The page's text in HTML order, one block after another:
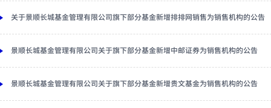
关于景顺长城基金管理有限公司旗下部分基金新增排排网销售为销售机构的公告
景顺长城基金管理有限公司关于旗下部分基金新增中邮证券为销售机构的公告
景顺长城基金管理有限公司关于旗下部分基金新增贵文基金为销售机构的公告